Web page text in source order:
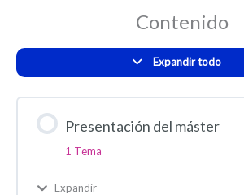
Contenido
Expandir todo
Presentación del máster
1 Tema
Expandir